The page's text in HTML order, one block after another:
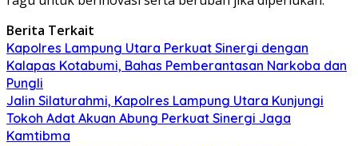
Berita Terkait
Kapolres Lampung Utara Perkuat Sinergi dengan
Kalapas Kotabumi, Bahas Pemberantasan Narkoba dan
Pungli
Jalin Silaturahmi, Kapolres Lampung Utara Kunjungi
Tokoh Adat Akuan Abung Perkuat Sinergi Jaga
Kamtibma